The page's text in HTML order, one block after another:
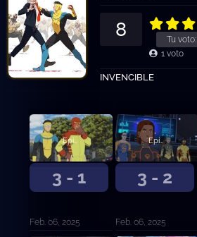
Tu voto:
8
1 voto
INVENCIBLE
3 - 1
Episodio 1
Feb. 06, 2025
3 - 2
Episodio 2
Feb. 06, 2025